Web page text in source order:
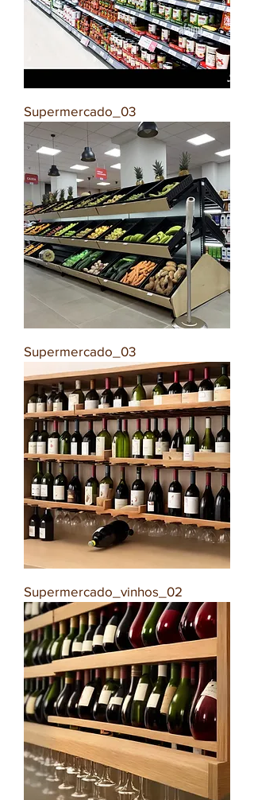
Supermercado_03
Supermercado_03
Supermercado_vinhos_02